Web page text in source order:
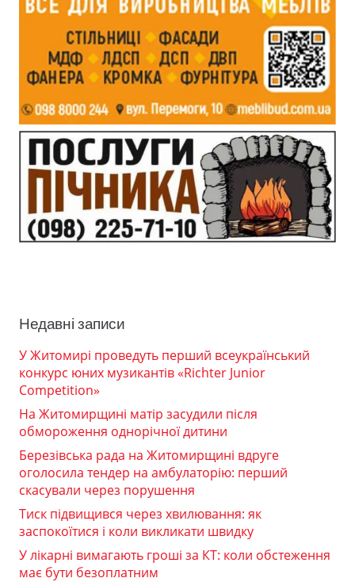
Недавні записи
У Житомирі проведуть перший всеукраїнський
конкурс юних музикантів «Richter Junior
Competition»
На Житомирщині матір засудили після
обмороження однорічної дитини
Березівська рада на Житомирщині вдруге
оголосила тендер на амбулаторію: перший
скасували через порушення
Тиск підвищився через хвилювання: як
заспокоїтися і коли викликати швидку
У лікарні вимагають гроші за КТ: коли обстеження
має бути безоплатним